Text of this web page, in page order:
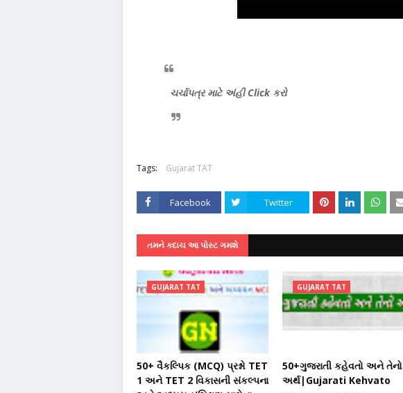
ચર્ચાપત્ર માટે અંહી Click કરો
Tags: Gujarat TAT
Facebook Twitter
તમને કદાચ આ પોસ્ટ ગમશે
GUJARAT TAT
50+ વૈકલ્પિક (MCQ) પ્રશ્નો TET
1 અને TET 2 વિકાસની સંકલ્પના
GUJARAT TAT
50+ગુજરાતી કહેવતો અને તેનો
અર્થ|Gujarati Kehvato